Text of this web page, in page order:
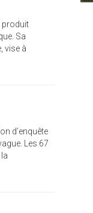
produit
Sa
vise à
d’enquête
Les 67